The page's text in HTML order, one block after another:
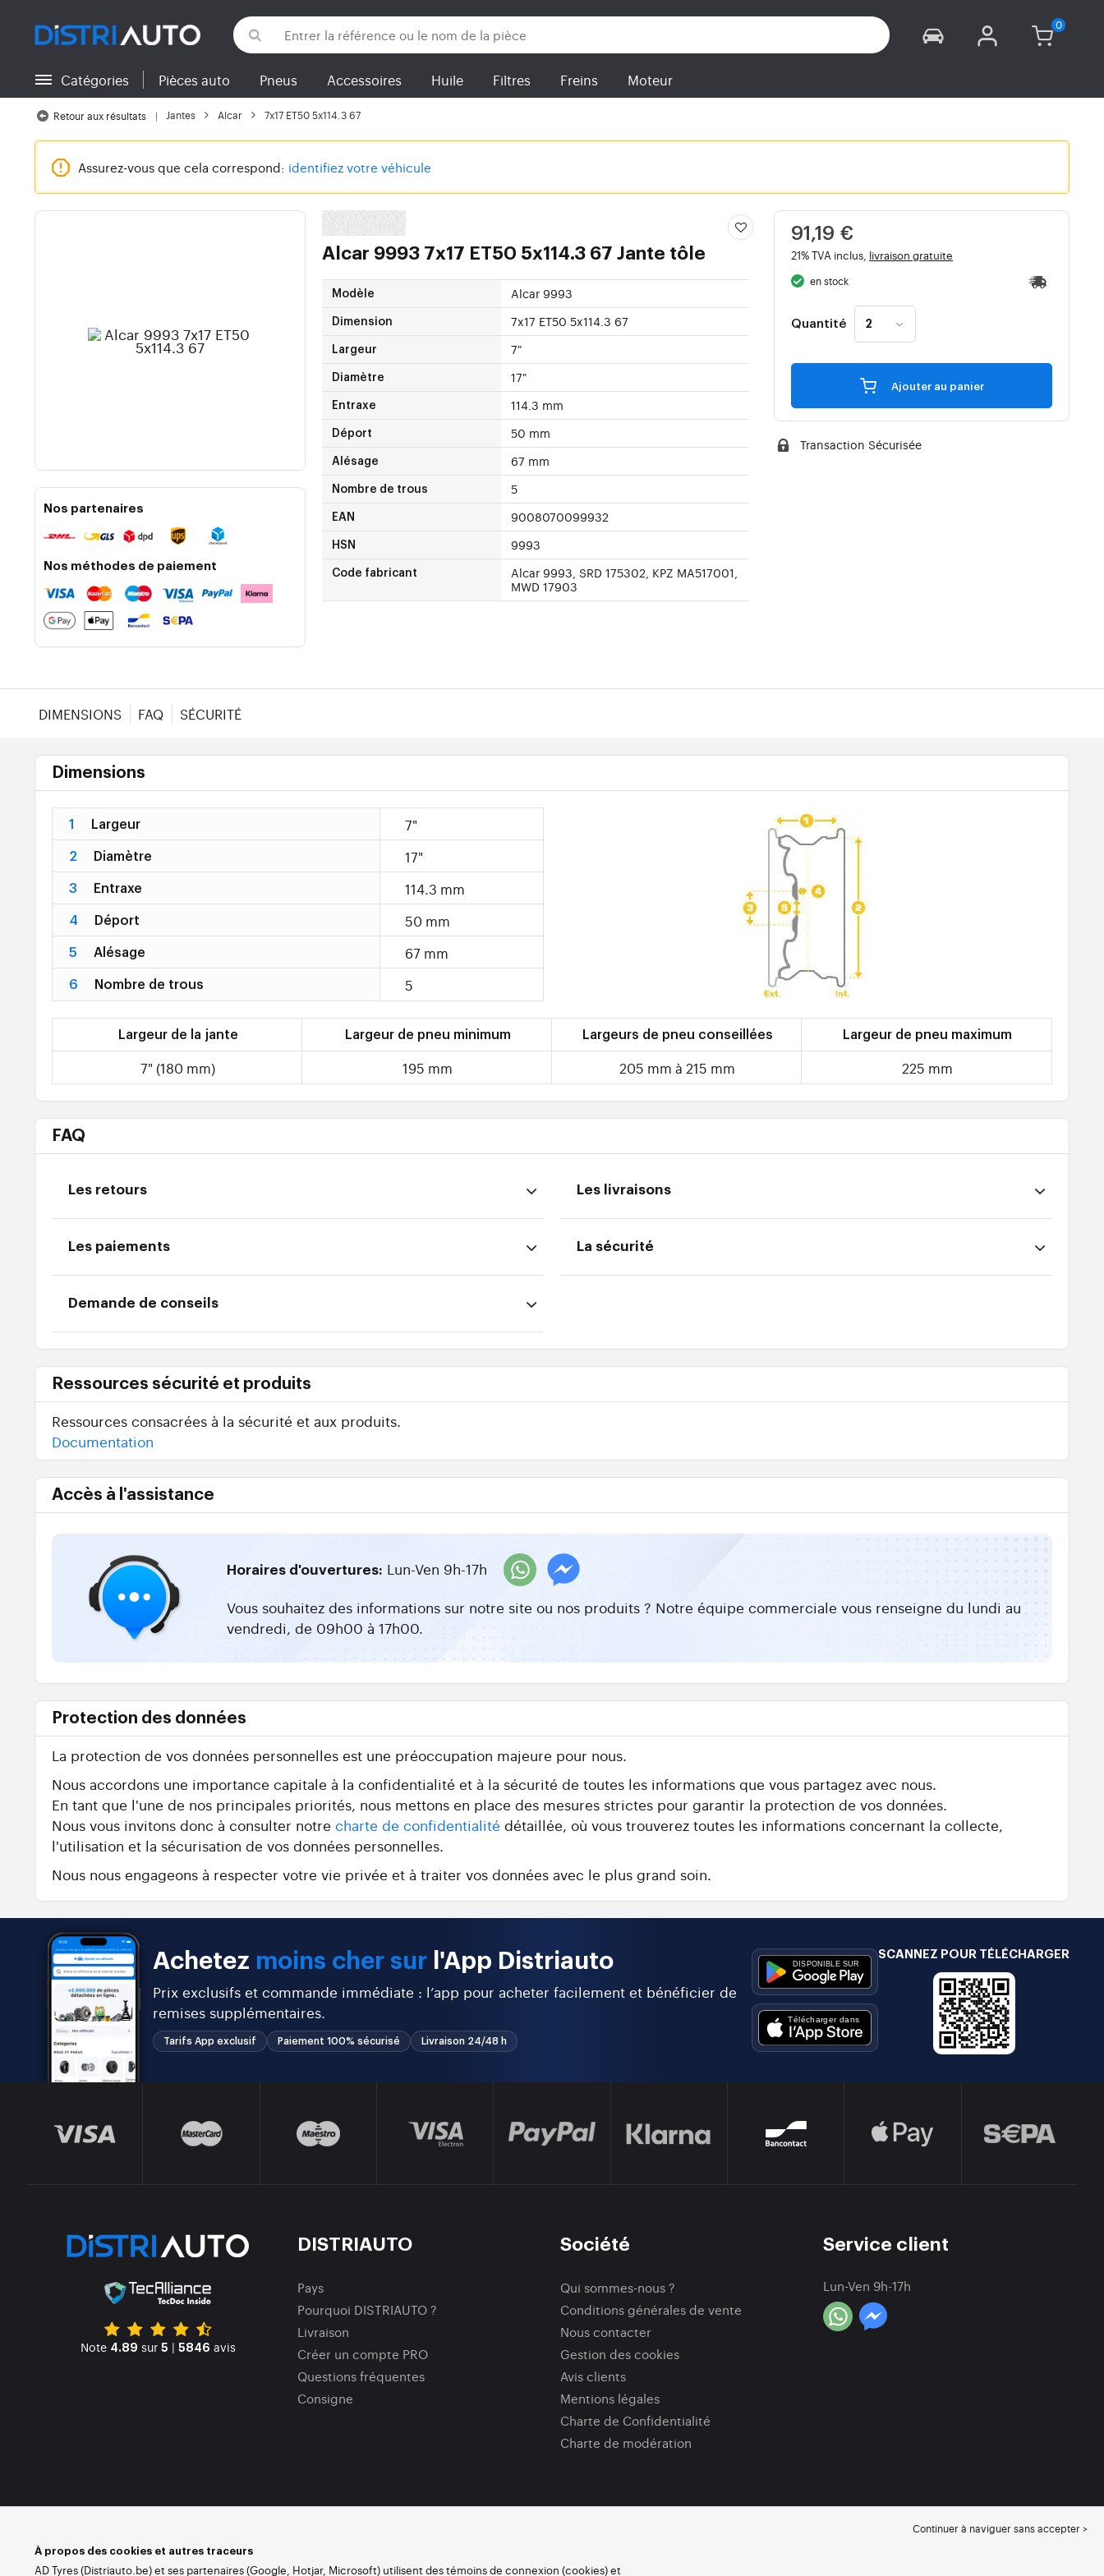
Retour aux catégories
Catégories Pièces auto Pneus Accessoires Huile Filtres Freins Moteur
Retour aux résultats Jantes Alcar 7x17 ET50 5x114.3 67
Assurez-vous que cela correspond: identifiez votre véhicule
Nos partenaires
Nos méthodes de paiement
Alcar 9993 7x17 ET50 5x114.3 67 Jante tôle
Modèle Alcar 9993
Dimension 7x17 ET50 5x114.3 67
Largeur 7"
Diamètre 17"
Entraxe 114.3 mm
Déport 50 mm
Alésage 67 mm
Nombre de trous 5
EAN 9008070099932
HSN 9993
Code fabricant
Alcar 9993, SRD 175302, KPZ MA517001,
MWD 17903
91,19 €
21% TVA inclus, livraison gratuite
en stock
Quantité
Ajouter au panier
Transaction Sécurisée
DIMENSIONS FAQ SÉCURITÉ
Dimensions
1 Largeur 7"
2 Diamètre 17"
3 Entraxe 114.3 mm
4 Déport 50 mm
5 Alésage 67 mm
6 Nombre de trous 5
Largeur de la jante
7" (180 mm)
Largeur de pneu minimum
195 mm
Largeurs de pneu conseillées
205 mm à 215 mm
Largeur de pneu maximum
225 mm
FAQ
Les retours
Les paiements
Demande de conseils
Les livraisons
La sécurité
Ressources sécurité et produits
Ressources consacrées à la sécurité et aux produits.
Documentation
Accès à l'assistance
Horaires d'ouvertures: Lun-Ven 9h-17h
Vous souhaitez des informations sur notre site ou nos produits ? Notre équipe commerciale vous renseigne du lundi au
vendredi, de 09h00 à 17h00.
Protection des données
La protection de vos données personnelles est une préoccupation majeure pour nous.
Nous accordons une importance capitale à la confidentialité et à la sécurité de toutes les informations que vous partagez avec nous.
En tant que l'une de nos principales priorités, nous mettons en place des mesures strictes pour garantir la protection de vos données.
Nous vous invitons donc à consulter notre charte de confidentialité détaillée, où vous trouverez toutes les informations concernant la collecte,
l'utilisation et la sécurisation de vos données personnelles.
Nous nous engageons à respecter votre vie privée et à traiter vos données avec le plus grand soin.
Achetez moins cher sur l'App Distriauto
Prix exclusifs et commande immédiate : l’app pour acheter facilement et bénéficier de
remises supplémentaires.
Tarifs App exclusif Paiement 100% sécurisé Livraison 24/48 h
SCANNEZ POUR TÉLÉCHARGER
Note 4.89 sur 5 | 5846 avis
DISTRIAUTO
Pays
Pourquoi DISTRIAUTO ?
Livraison
Créer un compte PRO
Questions fréquentes
Consigne
Société
Qui sommes-nous ?
Conditions générales de vente
Nous contacter
Gestion des cookies
Avis clients
Mentions légales
Charte de Confidentialité
Charte de modération
Service client
Lun-Ven 9h-17h
Continuer à naviguer sans accepter >
À propos des cookies et autres traceurs
AD Tyres (Distriauto.be) et ses partenaires (Google, Hotjar, Microsoft) utilisent des témoins de connexion (cookies) et